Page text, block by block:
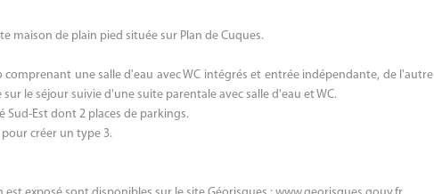
maison de plain pied située sur Plan de Cuques.
une salle d'eau avec WC intégrés et entrée indépendante, de l'autre
le séjour suivie d'une suite parentale avec salle d'eau et WC.
Sud-Est dont 2 places de parkings.
créer un type 3.